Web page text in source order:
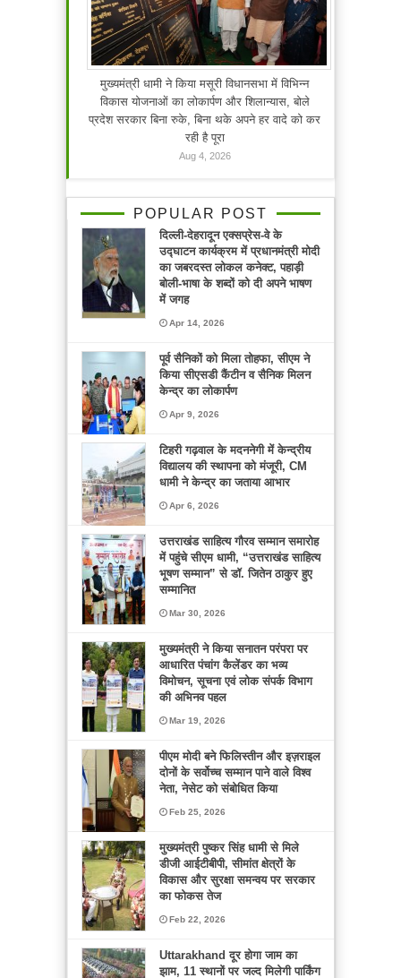
मुख्यमंत्री धामी ने किया मसूरी विधानसभा में विभिन्न
विकास योजनाओं का लोकार्पण और शिलान्यास, बोले
प्रदेश सरकार बिना रुके, बिना थके अपने हर वादे को कर
रही है पूरा
Aug 4, 2026
POPULAR POST
दिल्ली-देहरादून एक्सप्रेस-वे के
उद्घाटन कार्यक्रम में प्रधानमंत्री मोदी
का जबरदस्त लोकल कनेक्ट, पहाड़ी
बोली-भाषा के शब्दों को दी अपने भाषण
में जगह
Apr 14, 2026
पूर्व सैनिकों को मिला तोहफा, सीएम ने
किया सीएसडी कैंटीन व सैनिक मिलन
केन्द्र का लोकार्पण
Apr 9, 2026
टिहरी गढ़वाल के मदननेगी में केन्द्रीय
विद्यालय की स्थापना को मंजूरी, CM
धामी ने केन्द्र का जताया आभार
Apr 6, 2026
उत्तराखंड साहित्य गौरव सम्मान समारोह
में पहुंचे सीएम धामी, “उत्तराखंड साहित्य
भूषण सम्मान” से डॉ. जितेन ठाकुर हुए
सम्मानित
Mar 30, 2026
मुख्यमंत्री ने किया सनातन परंपरा पर
आधारित पंचांग कैलेंडर का भव्य
विमोचन, सूचना एवं लोक संपर्क विभाग
की अभिनव पहल
Mar 19, 2026
पीएम मोदी बने फिलिस्तीन और इज़राइल
दोनों के सर्वोच्च सम्मान पाने वाले विश्व
नेता, नेसेट को संबोधित किया
Feb 25, 2026
मुख्यमंत्री पुष्कर सिंह धामी से मिले
डीजी आईटीबीपी, सीमांत क्षेत्रों के
विकास और सुरक्षा समन्वय पर सरकार
का फोकस तेज
Feb 22, 2026
Uttarakhand दूर होगा जाम का
झाम, 11 स्थानों पर जल्द मिलेगी पार्किंग